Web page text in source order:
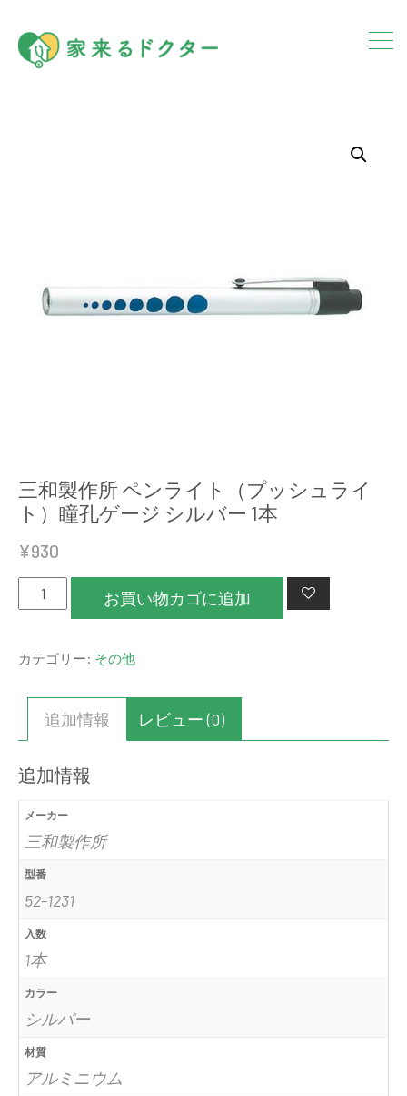
三和製作所 ペンライト（プッシュライ
ト）瞳孔ゲージ シルバー 1本
¥930
和
作
イ
ト
（プ
ッ
シ
ュ
ラ
イ
ト）
瞳
孔
ゲ
ー
ジ
お買い物カゴに追加
カテゴリー: その他
追加情報 レビュー (0)
追加情報
メーカー
三和製作所
型番
52-1231
入数
1本
カラー
シルバー
材質
アルミニウム